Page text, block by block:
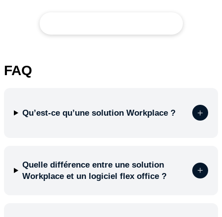
FAQ
Qu’est-ce qu’une solution Workplace ? +
Quelle différence entre une solution
Workplace et un logiciel flex office ?
+